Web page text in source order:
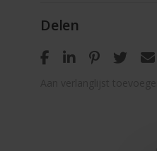
Delen